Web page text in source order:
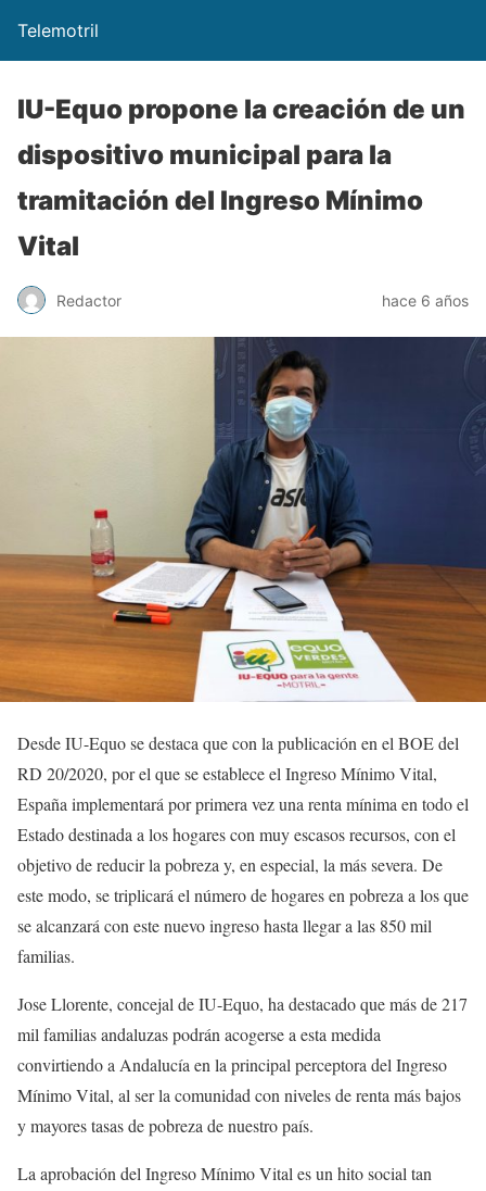
Telemotril
IU-Equo propone la creación de un
dispositivo municipal para la
tramitación del Ingreso Mínimo
Vital
Redactor hace 6 años
Desde IU-Equo se destaca que con la publicación en el BOE del
RD 20/2020, por el que se establece el Ingreso Mínimo Vital,
España implementará por primera vez una renta mínima en todo el
Estado destinada a los hogares con muy escasos recursos, con el
objetivo de reducir la pobreza y, en especial, la más severa. De
este modo, se triplicará el número de hogares en pobreza a los que
se alcanzará con este nuevo ingreso hasta llegar a las 850 mil
familias.
Jose Llorente, concejal de IU-Equo, ha destacado que más de 217
mil familias andaluzas podrán acogerse a esta medida
convirtiendo a Andalucía en la principal perceptora del Ingreso
Mínimo Vital, al ser la comunidad con niveles de renta más bajos
y mayores tasas de pobreza de nuestro país.
La aprobación del Ingreso Mínimo Vital es un hito social tan